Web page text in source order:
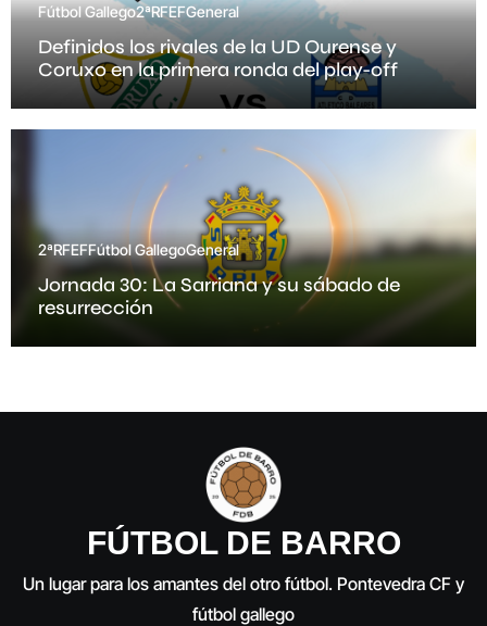
Fútbol Gallego2ªRFEFGeneral
Definidos los rivales de la UD Ourense y
Coruxo en la primera ronda del play-off
2ªRFEFFútbol GallegoGeneral
Jornada 30: La Sarriana y su sábado de
resurrección
FÚTBOL DE BARRO
Un lugar para los amantes del otro fútbol. Pontevedra CF y
fútbol gallego